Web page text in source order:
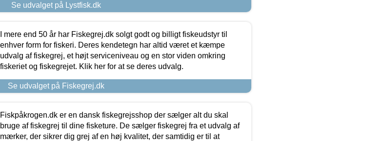
Se udvalget på Lystfisk.dk
I mere end 50 år har Fiskegrej.dk solgt godt og billigt fiskeudstyr til
enhver form for fiskeri. Deres kendetegn har altid været et kæmpe
udvalg af fiskegrej, et højt serviceniveau og en stor viden omkring
fiskeriet og fiskegrejet. Klik her for at se deres udvalg.
Se udvalget på Fiskegrej.dk
Fiskpåkrogen.dk er en dansk fiskegrejsshop der sælger alt du skal
bruge af fiskegrej til dine fisketure. De sælger fiskegrej fra et udvalg af
mærker, der sikrer dig grej af en høj kvalitet, der samtidig er til at